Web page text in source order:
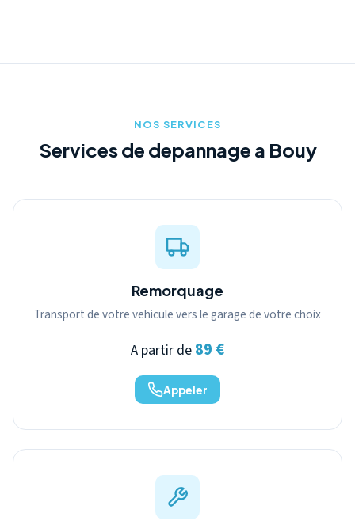
NOS SERVICES
Services de depannage a Bouy
Remorquage
Transport de votre vehicule vers le garage de votre choix
A partir de 89 €
Appeler